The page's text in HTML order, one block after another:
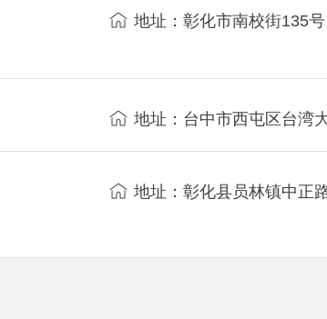
地址：彰化市南校街135号
地址：台中市西屯区台湾
地址：彰化县员林镇中正